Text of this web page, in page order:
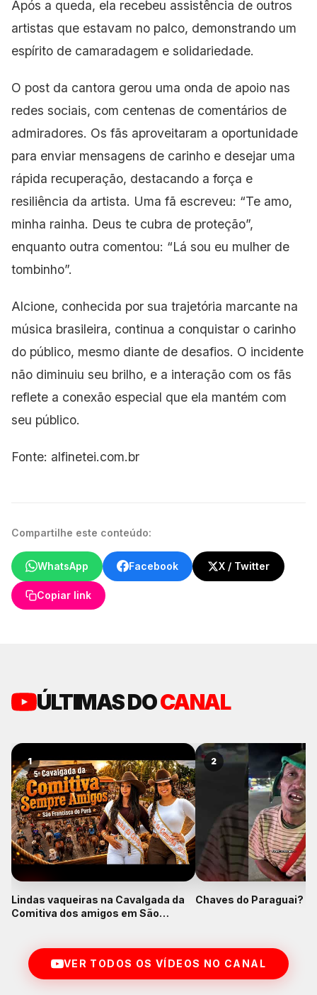
Após a queda, ela recebeu assistência de outros
artistas que estavam no palco, demonstrando um
espírito de camaradagem e solidariedade.
O post da cantora gerou uma onda de apoio nas
redes sociais, com centenas de comentários de
admiradores. Os fãs aproveitaram a oportunidade
para enviar mensagens de carinho e desejar uma
rápida recuperação, destacando a força e
resiliência da artista. Uma fã escreveu: “Te amo,
minha rainha. Deus te cubra de proteção”,
enquanto outra comentou: “Lá sou eu mulher de
tombinho”.
Alcione, conhecida por sua trajetória marcante na
música brasileira, continua a conquistar o carinho
do público, mesmo diante de desafios. O incidente
não diminuiu seu brilho, e a interação com os fãs
reflete a conexão especial que ela mantém com
seu público.
Fonte: alfinetei.com.br
Compartilhe este conteúdo:
WhatsApp Facebook X / Twitter
Copiar link
ÚLTIMAS DOCANAL
1
Lindas vaqueiras na Cavalgada da
Comitiva dos amigos em São
2
Chaves do Paraguai?
VER TODOS OS VÍDEOS NO CANAL